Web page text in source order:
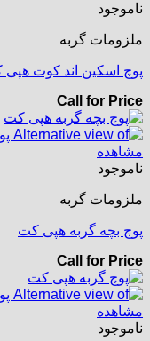
ناموجود
ملزومات گربه
پوچ اسکین اند کوت
Call for Price
مشاهده
ناموجود
ملزومات گربه
پوچ بچه گربه هپی کت
Call for Price
مشاهده
ناموجود